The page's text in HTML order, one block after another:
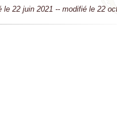
le 22 juin 2021 -- modifié le 22